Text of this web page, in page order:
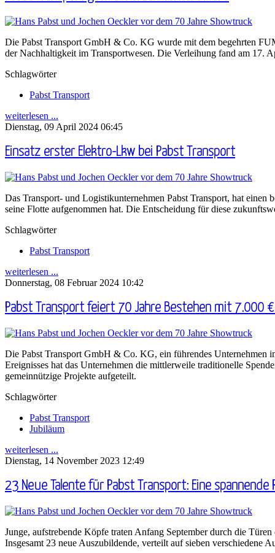
Die Pabst Transport GmbH & Co. KG wurde mit dem begehrten
der Nachhaltigkeit im Transportwesen. Die Verleihung fand am 17.
Schlagwörter
Pabst Transport
weiterlesen ...
Dienstag, 09 April 2024 06:45
Einsatz erster Elektro-Lkw bei Pabst Transport
Das Transport- und Logistikunternehmen Pabst Transport, hat
seine Flotte aufgenommen hat. Die Entscheidung für diese
Schlagwörter
Pabst Transport
weiterlesen ...
Donnerstag, 08 Februar 2024 10:42
Pabst Transport feiert 70 Jahre Bestehen mit 7.000
Die Pabst Transport GmbH & Co. KG, ein führendes Unternehmen
Ereignisses hat das Unternehmen die mittlerweile traditionelle
gemeinnützige Projekte aufgeteilt.
Schlagwörter
Pabst Transport
Jubiläum
weiterlesen ...
Dienstag, 14 November 2023 12:49
23 Neue Talente für Pabst Transport: Eine spannende
Junge, aufstrebende Köpfe traten Anfang September durch die
Insgesamt 23 neue Auszubildende, verteilt auf sieben verschiedene